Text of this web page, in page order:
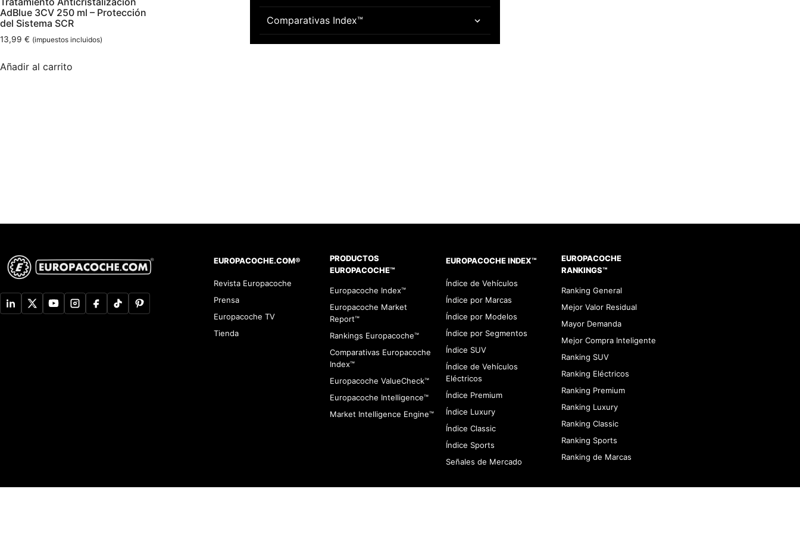
Comparativas Index™
AdBlue 3CV 250 ml – Protección
del Sistema SCR
13,99 € (impuestos incluidos)
Añadir al carrito
EUROPACOCHE.COM®
Revista Europacoche
Prensa
Europacoche TV
Tienda
PRODUCTOS
EUROPACOCHE™
Europacoche Index™
Europacoche Market
Report™
Rankings Europacoche™
Comparativas Europacoche
Index™
Europacoche ValueCheck™
Europacoche Intelligence™
Market Intelligence Engine™
EUROPACOCHE INDEX™
Índice de Vehículos
Índice por Marcas
Índice por Modelos
Índice por Segmentos
Índice SUV
Índice de Vehículos
Eléctricos
Índice Premium
Índice Luxury
Índice Classic
Índice Sports
Señales de Mercado
EUROPACOCHE
RANKINGS™
Ranking General
Mejor Valor Residual
Mayor Demanda
Mejor Compra Inteligente
Ranking SUV
Ranking Eléctricos
Ranking Premium
Ranking Luxury
Ranking Classic
Ranking Sports
Ranking de Marcas